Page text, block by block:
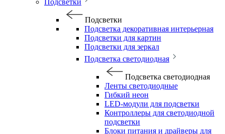
Подсветки
Подсветки
Подсветка декоративная интерьерная
Подсветки для картин
Подсветки для зеркал
Подсветка светодиодная
Подсветка светодиодная
Ленты светодиодные
Гибкий неон
LED-модули для подсветки
Контроллеры для светодиодной
подсветки
Блоки питания и драйверы для